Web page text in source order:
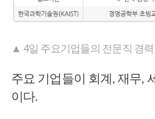
▲ 4일 주요기업들의 전문직 경
주요 기업들이 회계, 재무,
이다.